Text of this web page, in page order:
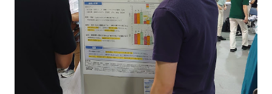
Order and the Respiration Phase , Multisensory Research,
35, 537-554. Shogo Amano, Takuji Narumi, Tatsu
Kobayakawa, Masayoshi Kobayashi, Masahiko Tamura, Yuji
Wada* (2022). A new technique to synchronize breathing
with aroma presentation via the nostril , Transactions of